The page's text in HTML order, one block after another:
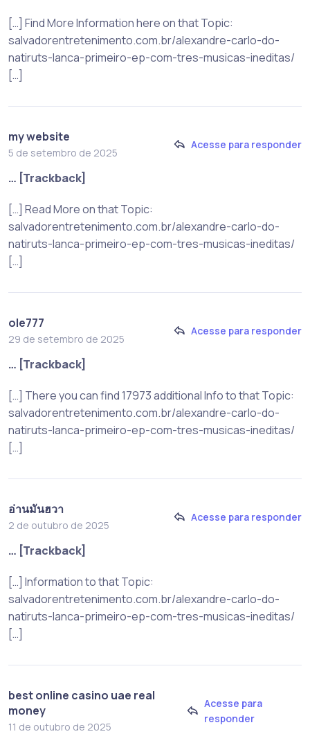
[…] Find More Information here on that Topic:
salvadorentretenimento.com.br/alexandre-carlo-do-
natiruts-lanca-primeiro-ep-com-tres-musicas-ineditas/
[…]
my website
5 de setembro de 2025
Acesse para responder
… [Trackback]
[…] Read More on that Topic:
salvadorentretenimento.com.br/alexandre-carlo-do-
natiruts-lanca-primeiro-ep-com-tres-musicas-ineditas/
[…]
ole777
29 de setembro de 2025
Acesse para responder
… [Trackback]
[…] There you can find 17973 additional Info to that Topic:
salvadorentretenimento.com.br/alexandre-carlo-do-
natiruts-lanca-primeiro-ep-com-tres-musicas-ineditas/
[…]
อ่านมันฮวา
2 de outubro de 2025
Acesse para responder
… [Trackback]
[…] Information to that Topic:
salvadorentretenimento.com.br/alexandre-carlo-do-
natiruts-lanca-primeiro-ep-com-tres-musicas-ineditas/
[…]
best online casino uae real
money
11 de outubro de 2025
Acesse para
responder